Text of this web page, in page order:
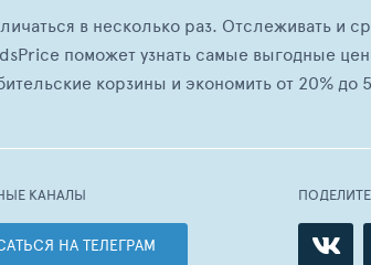
в несколько раз. Отслеживать и
поможет узнать самые выгодные
корзины и экономить от 20% до
КАНАЛЫ
НА ТЕЛЕГРАМ